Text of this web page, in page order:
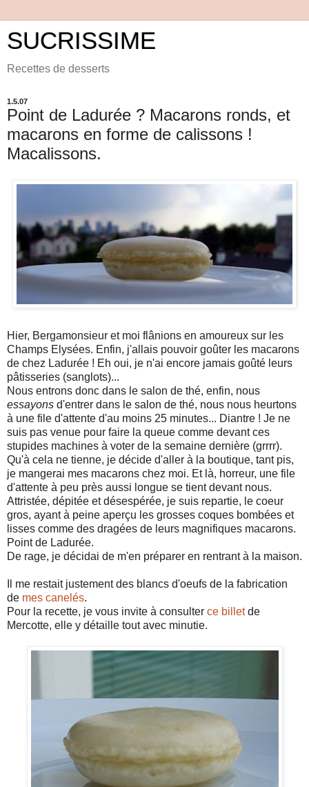
SUCRISSIME
Recettes de desserts
1.5.07
Point de Ladurée ? Macarons ronds, et
macarons en forme de calissons !
Macalissons.
Hier, Bergamonsieur et moi flânions en amoureux sur les
Champs Elysées. Enfin, j'allais pouvoir goûter les macarons
de chez Ladurée ! Eh oui, je n'ai encore jamais goûté leurs
pâtisseries (sanglots)...
Nous entrons donc dans le salon de thé, enfin, nous
essayons d'entrer dans le salon de thé, nous nous heurtons
à une file d'attente d'au moins 25 minutes... Diantre ! Je ne
suis pas venue pour faire la queue comme devant ces
stupides machines à voter de la semaine dernière (grrrr).
Qu'à cela ne tienne, je décide d'aller à la boutique, tant pis,
je mangerai mes macarons chez moi. Et là, horreur, une file
d'attente à peu près aussi longue se tient devant nous.
Attristée, dépitée et désespérée, je suis repartie, le coeur
gros, ayant à peine aperçu les grosses coques bombées et
lisses comme des dragées de leurs magnifiques macarons.
Point de Ladurée.
De rage, je décidai de m'en préparer en rentrant à la maison.
Il me restait justement des blancs d'oeufs de la fabrication
de mes canelés.
Pour la recette, je vous invite à consulter ce billetde
Mercotte, elle y détaille tout avec minutie.